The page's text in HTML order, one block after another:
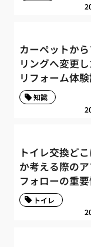
カーペットか
リングへ変更
リフォーム体
知識
トイレ交換ど
か考える際の
フォローの重
トイレ